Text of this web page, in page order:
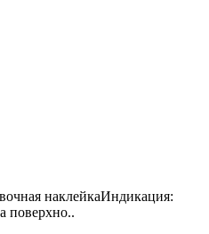
наклейкаИндикация:
поверхно..